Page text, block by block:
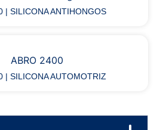
| SILICONA ANTIHONGOS
| SILICONA AUTOMOTRIZ